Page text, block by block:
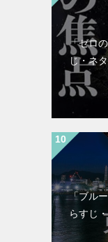
「ゼロ
じ・ネ
「ブル
らすじ